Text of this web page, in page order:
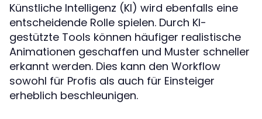
Künstliche Intelligenz (KI) wird ebenfalls eine
entscheidende Rolle spielen. Durch KI-
gestützte Tools können häufiger realistische
Animationen geschaffen und Muster schneller
erkannt werden. Dies kann den Workflow
sowohl für Profis als auch für Einsteiger
erheblich beschleunigen.